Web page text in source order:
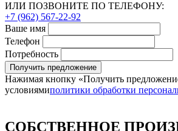
ИЛИ ПОЗВОНИТЕ ПО ТЕЛЕФОНУ:
+7 (962) 567-22-92
Ваше имя
Телефон
Потребность
Получить предложение
Нажимая кнопку «Получить
условиямиполитики обработки
СОБСТВЕННОЕ